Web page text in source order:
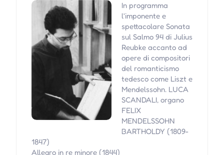
In programma
l'imponente e
spettacolare Sonata
sul Salmo 94 di Julius
Reubke accanto ad
opere di compositori
del romanticismo
tedesco come Liszt e
Mendelssohn. LUCA
SCANDALI, organo
FELIX
MENDELSSOHN
BARTHOLDY (1809-
1847)
Allegro in re minore (1844)